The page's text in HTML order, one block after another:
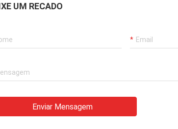
UM RECADO
Enviar Mensagem